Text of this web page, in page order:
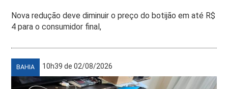
Nova redução deve diminuir o preço do botijão em até R$
4 para o consumidor final,
BAHIA 10h39 de 02/08/2026